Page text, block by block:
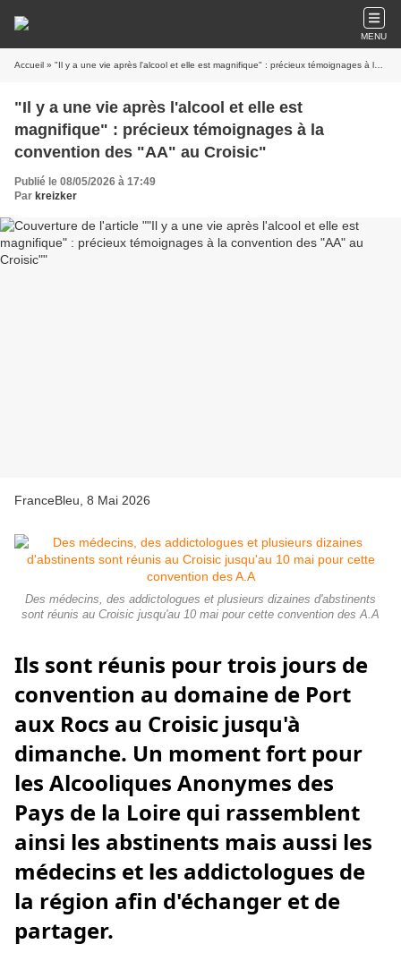
MENU
Accueil » "Il y a une vie après l'alcool et elle est magnifique" : précieux témoignages à la convention des "AA" au Croisic"
"Il y a une vie après l'alcool et elle est
magnifique" : précieux témoignages à la
convention des "AA" au Croisic"
Publié le 08/05/2026 à 17:49
Par kreizker
FranceBleu, 8 Mai 2026
Des médecins, des addictologues et plusieurs dizaines d'abstinents
sont réunis au Croisic jusqu'au 10 mai pour cette convention des A.A
Ils sont réunis pour trois jours de
convention au domaine de Port
aux Rocs au Croisic jusqu'à
dimanche. Un moment fort pour
les Alcooliques Anonymes des
Pays de la Loire qui rassemblent
ainsi les abstinents mais aussi les
médecins et les addictologues de
la région afin d'échanger et de
partager.